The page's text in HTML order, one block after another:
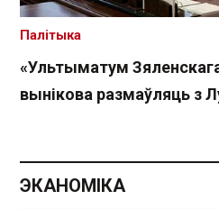
«Ультыматум
вынікова размаўляць з
Палітыка
ЭКАНОМІКА